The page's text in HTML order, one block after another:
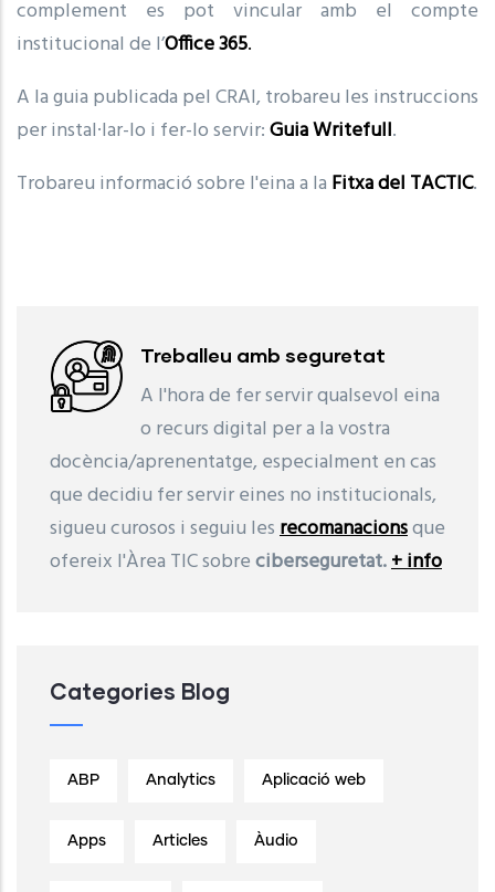
complement es pot vincular amb el compte
institucional de l’Office 365.
A la guia publicada pel CRAI, trobareu les instruccions
per instal·lar-lo i fer-lo servir:Guia Writefull.
Trobareu informació sobre l'eina a la Fitxa del TACTIC.
Treballeu amb seguretat
A l'hora de fer servir qualsevol eina
o recurs digital per a la vostra
docència/aprenentatge, especialment en cas
que decidiu fer servir eines no institucionals,
sigueu curosos i seguiu lesrecomanacionsque
ofereix l'Àrea TIC sobreciberseguretat.+ info
Categories Blog
ABP Analytics Aplicació web
Apps Articles Àudio